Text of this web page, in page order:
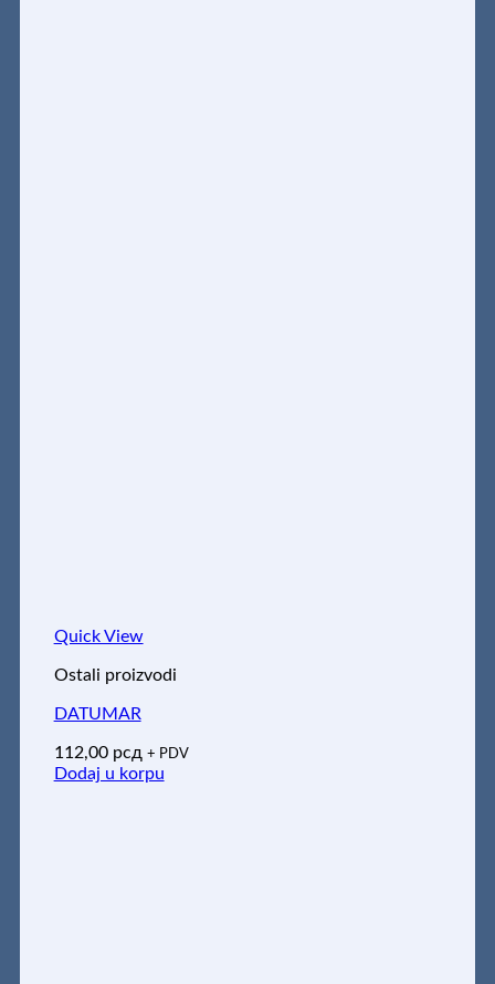
Quick View
Ostali proizvodi
DATUMAR
112,00 рсд + PDV
Dodaj u korpu